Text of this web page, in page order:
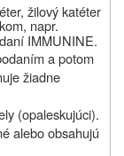
žilový katéter
napr.
IMMUNINE.
a potom
žiadne
(opaleskujúci).
alebo obsahujú